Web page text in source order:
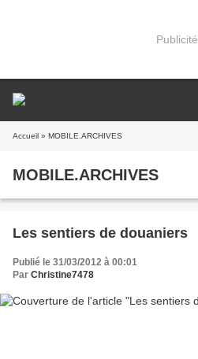
Publicité
Accueil » MOBILE.ARCHIVES
MOBILE.ARCHIVES
Les sentiers de douaniers
Publié le 31/03/2012 à 00:01
Par Christine7478